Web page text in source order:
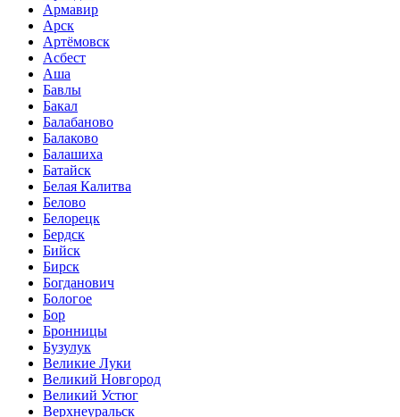
Армавир
Арск
Артёмовск
Асбест
Аша
Бавлы
Бакал
Балабаново
Балаково
Балашиха
Батайск
Белая Калитва
Белово
Белорецк
Бердск
Бийск
Бирск
Богданович
Бологое
Бор
Бронницы
Бузулук
Великие Луки
Великий Новгород
Великий Устюг
Верхнеуральск